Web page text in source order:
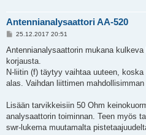
Antennianalysaattori AA-520
P
s
25.12.2017 20:51
Antennianalysaattorin mukana
korjausta.
N-liitin (f) täytyy vaihtaa uuteen,
alas. Vaihdan liittimen
Lisään tarvikkeisiin 50 Ohm
analysaattorin toiminnan. Teen myös
swr-lukema muutamalta